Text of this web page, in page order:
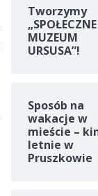
Tworzymy
„SPOŁECZNE
MUZEUM
URSUSA”!
Sposób na
wakacje w
mieście –
letnie w
Pruszkowie